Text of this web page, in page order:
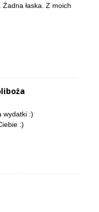
łaska. Z moich
wydatki :)
:)